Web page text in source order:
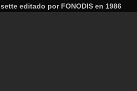
editado por FONODIS en 1986